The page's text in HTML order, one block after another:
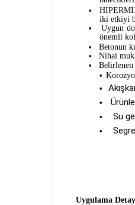
•
iki etkiyi
•
Uygun
önemli
• Betonun
• Nihai
• Belirlenen
•
•
•
• Su
•
Uygulama